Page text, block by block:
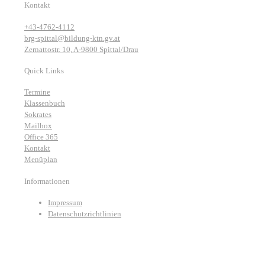
Kontakt
+43-4762-4112
brg-spittal@bildung-ktn.gv.at
Zernattostr. 10, A-9800 Spittal/Drau
Quick Links
Termine
Klassenbuch
Sokrates
Mailbox
Office 365
Kontakt
Menüplan
Informationen
Impressum
Datenschutzrichtlinien